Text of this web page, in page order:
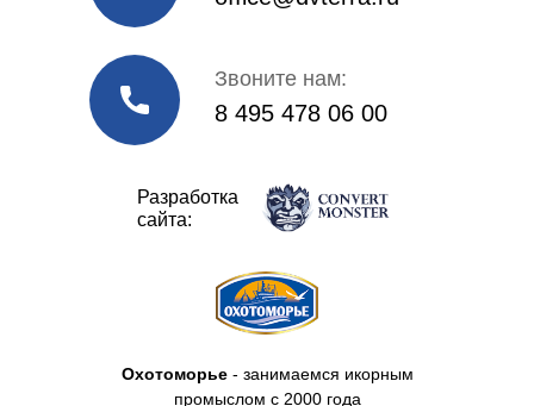
Звоните нам:
8 495 478 06 00
Охотоморье- занимаемся икорным
промыслом с 2000 года
Разработка
сайта: